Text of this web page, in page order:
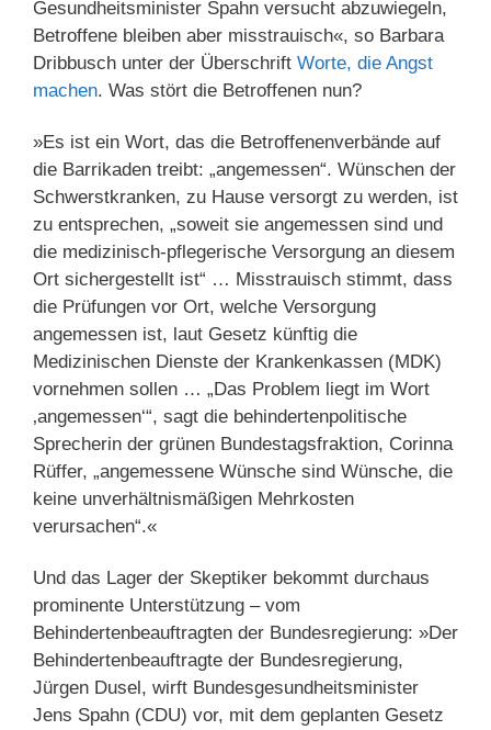
Gesundheitsminister Spahn versucht abzuwiegeln,
Betroffene bleiben aber misstrauisch«, so Barbara
Dribbusch unter der Überschrift Worte, die Angst
machen. Was stört die Betroffenen nun?
»Es ist ein Wort, das die Be­troffenenverbände auf
die Barrikaden treibt: „angemessen“. Wünschen der
Schwerstkranken, zu Hause versorgt zu werden, ist
zu entsprechen, „soweit sie angemessen sind und
die medizinisch-pflegerische Versorgung an diesem
Ort sichergestellt ist“ … Misstrauisch stimmt, dass
die Prüfungen vor Ort, welche Versorgung
angemessen ist, laut Gesetz künftig die
Medizinischen Dienste der Krankenkassen (MDK)
vornehmen sollen … „Das Problem liegt im Wort
‚angemessen‘“, sagt die behindertenpolitische
Sprecherin der grünen Bundestagsfraktion, Corinna
Rüffer, „angemessene Wünsche sind Wünsche, die
keine unverhältnismäßigen Mehrkosten
verursachen“.«
Und das Lager der Skeptiker bekommt durchaus
prominente Unterstützung – vom
Behindertenbeauftragten der Bundesregierung: »Der
Behindertenbeauftragte der Bundesregierung,
Jürgen Dusel, wirft Bundesgesundheitsminister
Jens Spahn (CDU) vor, mit dem geplanten Gesetz